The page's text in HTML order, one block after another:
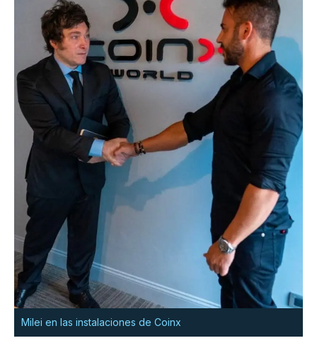
Milei en las instalaciones de Coinx